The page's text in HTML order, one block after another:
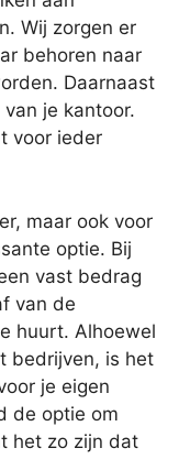
Wij zorgen er
behoren naar
Daarnaast
je kantoor.
voor ieder
maar ook voor
optie. Bij
vast bedrag
van de
huurt. Alhoewel
bedrijven, is het
je eigen
de optie om
het zo zijn dat